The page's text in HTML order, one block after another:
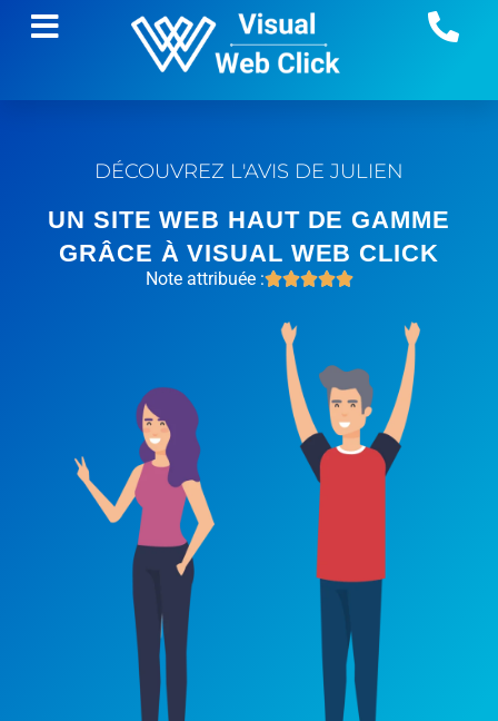
DÉCOUVREZ L'AVIS DE JULIEN
UN SITE WEB HAUT DE GAMME
GRÂCE À VISUAL WEB CLICK
Note attribuée :